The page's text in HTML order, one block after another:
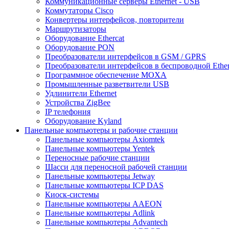
Коммутаторы Cisco
Конвертеры интерфейсов, повторители
Маршрутизаторы
Оборудование Ethercat
Оборудование PON
Преобразователи интерфейсов в GSM / GPRS
Преобразователи интерфейсов в беспроводной
Программное обеспечение MOXA
Промышленные разветвители USB
Удлинители Ethernet
Устройства ZigBee
IP телефония
Оборудование Kyland
Панельные компьютеры и рабочие станции
Панельные компьютеры Axiomtek
Панельные компьютеры Yentek
Переносные рабочие станции
Шасси для переносной рабочей станции
Панельные компьютеры Jetway
Панельные компьютеры ICP DAS
Киоск-системы
Панельные компьютеры AAEON
Панельные компьютеры Adlink
Панельные компьютеры Advantech